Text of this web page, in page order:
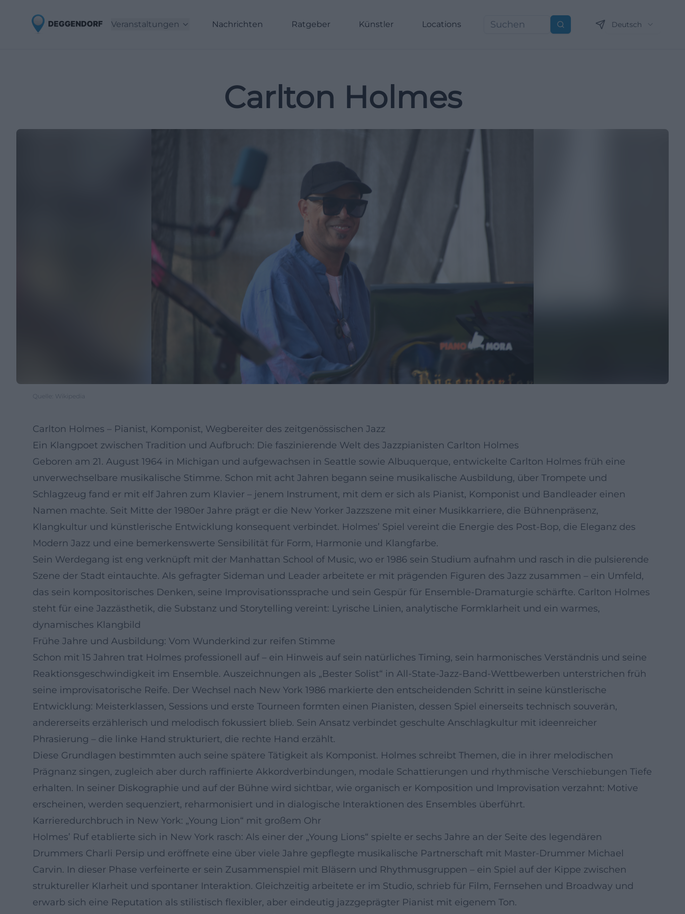
Veranstaltungen Nachrichten Ratgeber Künstler Locations Suchen Deutsch
Carlton Holmes
Quelle: Wikipedia
Carlton Holmes – Pianist, Komponist, Wegbereiter des zeitgenössischen Jazz
Ein Klangpoet zwischen Tradition und Aufbruch: Die faszinierende Welt des Jazzpianisten Carlton Holmes
Geboren am 21. August 1964 in Michigan und aufgewachsen in Seattle sowie Albuquerque, entwickelte Carlton Holmes früh eine
unverwechselbare musikalische Stimme. Schon mit acht Jahren begann seine musikalische Ausbildung, über Trompete und
Schlagzeug fand er mit elf Jahren zum Klavier – jenem Instrument, mit dem er sich als Pianist, Komponist und Bandleader einen
Namen machte. Seit Mitte der 1980er Jahre prägt er die New Yorker Jazzszene mit einer Musikkarriere, die Bühnenpräsenz,
Klangkultur und künstlerische Entwicklung konsequent verbindet. Holmes’ Spiel vereint die Energie des Post-Bop, die Eleganz des
Modern Jazz und eine bemerkenswerte Sensibilität für Form, Harmonie und Klangfarbe.
Sein Werdegang ist eng verknüpft mit der Manhattan School of Music, wo er 1986 sein Studium aufnahm und rasch in die pulsierende
Szene der Stadt eintauchte. Als gefragter Sideman und Leader arbeitete er mit prägenden Figuren des Jazz zusammen – ein Umfeld,
das sein kompositorisches Denken, seine Improvisationssprache und sein Gespür für Ensemble‑Dramaturgie schärfte. Carlton Holmes
steht für eine Jazzästhetik, die Substanz und Storytelling vereint: Lyrische Linien, analytische Formklarheit und ein warmes,
dynamisches Klangbild
Frühe Jahre und Ausbildung: Vom Wunderkind zur reifen Stimme
Schon mit 15 Jahren trat Holmes professionell auf – ein Hinweis auf sein natürliches Timing, sein harmonisches Verständnis und seine
Reaktionsgeschwindigkeit im Ensemble. Auszeichnungen als „Bester Solist“ in All‑State‑Jazz‑Band‑Wettbewerben unterstrichen früh
seine improvisatorische Reife. Der Wechsel nach New York 1986 markierte den entscheidenden Schritt in seine künstlerische
Entwicklung: Meisterklassen, Sessions und erste Tourneen formten einen Pianisten, dessen Spiel einerseits technisch souverän,
andererseits erzählerisch und melodisch fokussiert blieb. Sein Ansatz verbindet geschulte Anschlagkultur mit ideenreicher
Phrasierung – die linke Hand strukturiert, die rechte Hand erzählt.
Diese Grundlagen bestimmten auch seine spätere Tätigkeit als Komponist. Holmes schreibt Themen, die in ihrer melodischen
Prägnanz singen, zugleich aber durch raffinierte Akkordverbindungen, modale Schattierungen und rhythmische Verschiebungen Tiefe
erhalten. In seiner Diskographie und auf der Bühne wird sichtbar, wie organisch er Komposition und Improvisation verzahnt: Motive
erscheinen, werden sequenziert, reharmonisiert und in dialogische Interaktionen des Ensembles überführt.
Karrieredurchbruch in New York: „Young Lion“ mit großem Ohr
Holmes’ Ruf etablierte sich in New York rasch: Als einer der „Young Lions“ spielte er sechs Jahre an der Seite des legendären
Drummers Charli Persip und eröffnete eine über viele Jahre gepflegte musikalische Partnerschaft mit Master‑Drummer Michael
Carvin. In dieser Phase verfeinerte er sein Zusammenspiel mit Bläsern und Rhythmusgruppen – ein Spiel auf der Kippe zwischen
struktureller Klarheit und spontaner Interaktion. Gleichzeitig arbeitete er im Studio, schrieb für Film, Fernsehen und Broadway und
erwarb sich eine Reputation als stilistisch flexibler, aber eindeutig jazzgeprägter Pianist mit eigenem Ton.